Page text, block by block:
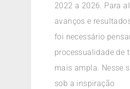
2022 a 2026. Para
avanços e
foi necessário
processualidade de
mais ampla. Nesse
sob a inspiração